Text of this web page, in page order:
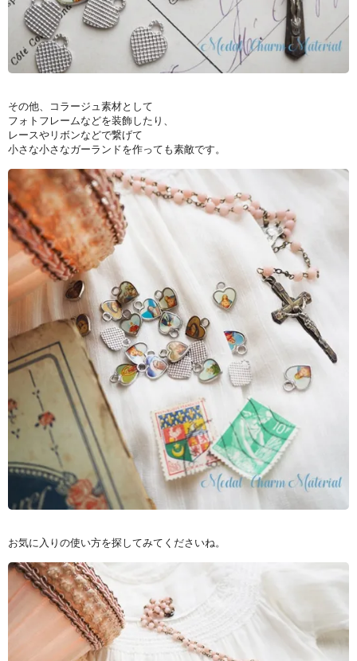
その他、コラージュ素材として
フォトフレームなどを装飾したり、
レースやリボンなどで繋げて
小さな小さなガーランドを作っても素敵です。
お気に入りの使い方を探してみてくださいね。